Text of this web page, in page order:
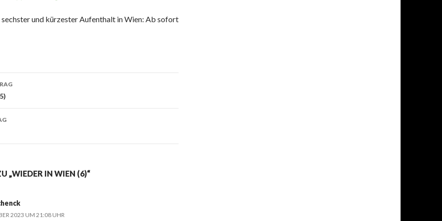
sechster und kürzester Aufenthalt in Wien: Ab sofort
„WIEDER IN WIEN (6)“
2023 UM 21:08 UHR